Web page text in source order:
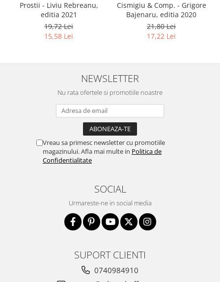
Prostii - Liviu Rebreanu,
editia 2021
19,72 Lei
15,58 Lei
Cismigiu & Comp. - Grigore
Bajenaru, editia 2020
21,80 Lei
17,22 Lei
NEWSLETTER
Nu rata ofertele si promotiile noastre
Vreau sa primesc newsletter cu promotiile
magazinului. Afla mai multe in Politica de
Confidentialitate
SOCIAL
Urmareste-ne in social media
SUPORT CLIENTI
0740984910